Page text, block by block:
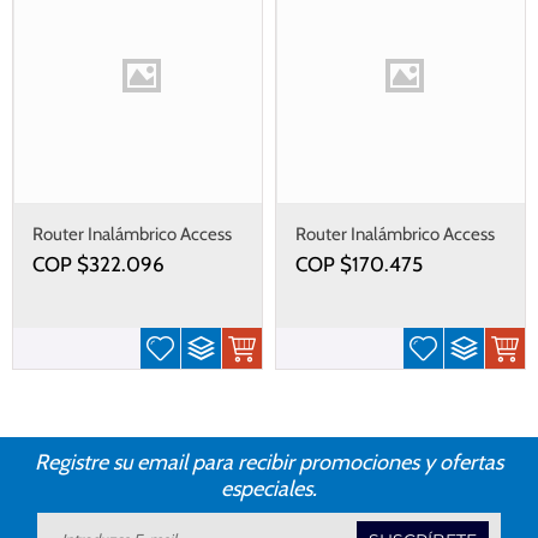
Router Inalámbrico Access
Point 802.11b g n exteriores
de 5,8 GHz con conector
COP $322.096
Router Inalámbrico Access
Point, 802.11b/g/n, 300
Mbps
COP $170.475
Registre su email para recibir promociones y ofertas
especiales.